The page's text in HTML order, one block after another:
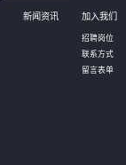
新闻资讯 加入我们
招聘岗位
联系方式
留言表单